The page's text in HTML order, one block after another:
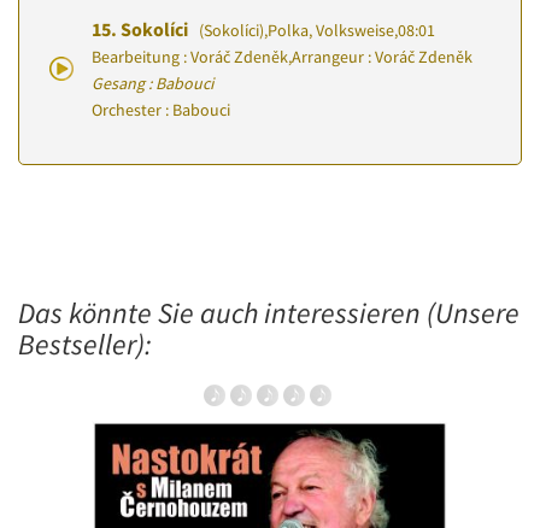
15. Sokolíci (Sokolíci),Polka, Volksweise,08:01
Bearbeitung : Voráč Zdeněk,Arrangeur : Voráč Zdeněk
Gesang : Babouci
Orchester : Babouci
Das könnte Sie auch interessieren (Unsere
Bestseller):